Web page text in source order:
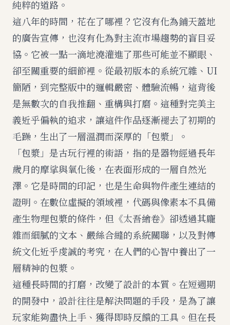
純粹的道路。
這八年的時間，花在了哪裡？它沒有化為鋪天蓋地
的廣告宣傳，也沒有化為對主流市場趨勢的盲目妥
協。它被一點一滴地澆灌進了那些可能並不顯眼、
卻至關重要的細節裡。從最初版本的系統冗雜、UI
簡陋，到完整版中的邏輯嚴密、體驗流暢，這背後
是無數次的自我推翻、重構與打磨。這種對完美主
義近乎偏執的追求，讓這件作品逐漸褪去了初期的
毛躁，生出了一層溫潤而深厚的「包漿」。
「包漿」是古玩行裡的術語，指的是器物經過長年
歲月的摩挲與氧化後，在表面形成的一層自然光
澤。它是時間的印記，也是生命與物件產生連結的
證明。在數位虛擬的領域裡，代碼與像素本不具備
產生物理包漿的條件，但《太吾繪卷》卻透過其龐
雜而細膩的文本、嚴絲合縫的系統關聯，以及對傳
統文化近乎虔誠的考究，在人們的心智中養出了一
層精神的包漿。
這種長時間的打磨，改變了設計的本質。在短週期
的開發中，設計往往是解決問題的手段，是為了讓
玩家能夠盡快上手、獲得即時反饋的工具。但在長